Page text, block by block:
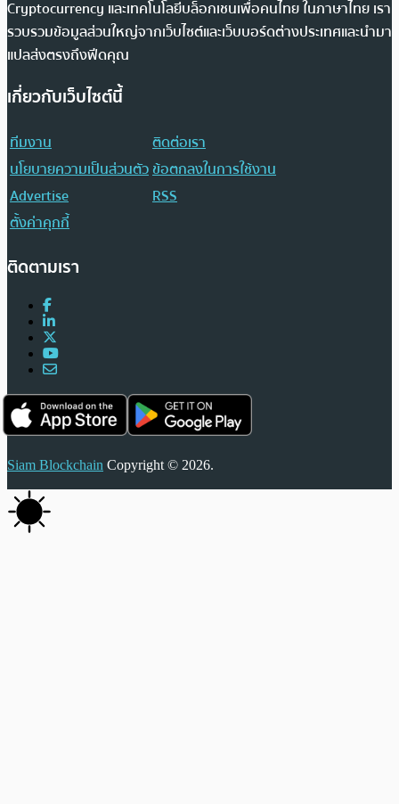
Cryptocurrency และเทคโนโลยีบล็อกเชนเพื่อคนไทย ในภาษาไทย เรา
รวบรวมข้อมูลส่วนใหญ่จากเว็บไซต์และเว็บบอร์ดต่างประเทศและนำมา
แปลส่งตรงถึงฟีดคุณ
เกี่ยวกับเว็บไซต์นี้
ทีมงาน
ติดต่อเรา
นโยบายความเป็นส่วนตัวข้อตกลงในการใช้งาน
Advertise
RSS
ตั้งค่าคุกกี้
ติดตามเรา
Siam Blockchain Copyright © 2026.